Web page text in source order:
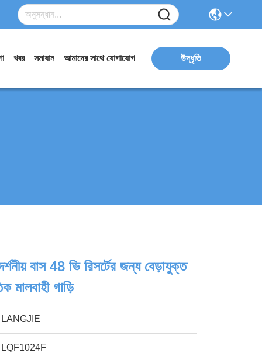
খবর সমাধান আমাদের সাথে যোগাযোগ উদ্ধৃতি
বাস 48 ভি রিসর্টের জন্য বেড়াযুক্ত
মালবাহী গাড়ি
LANGJIE
LQF1024F